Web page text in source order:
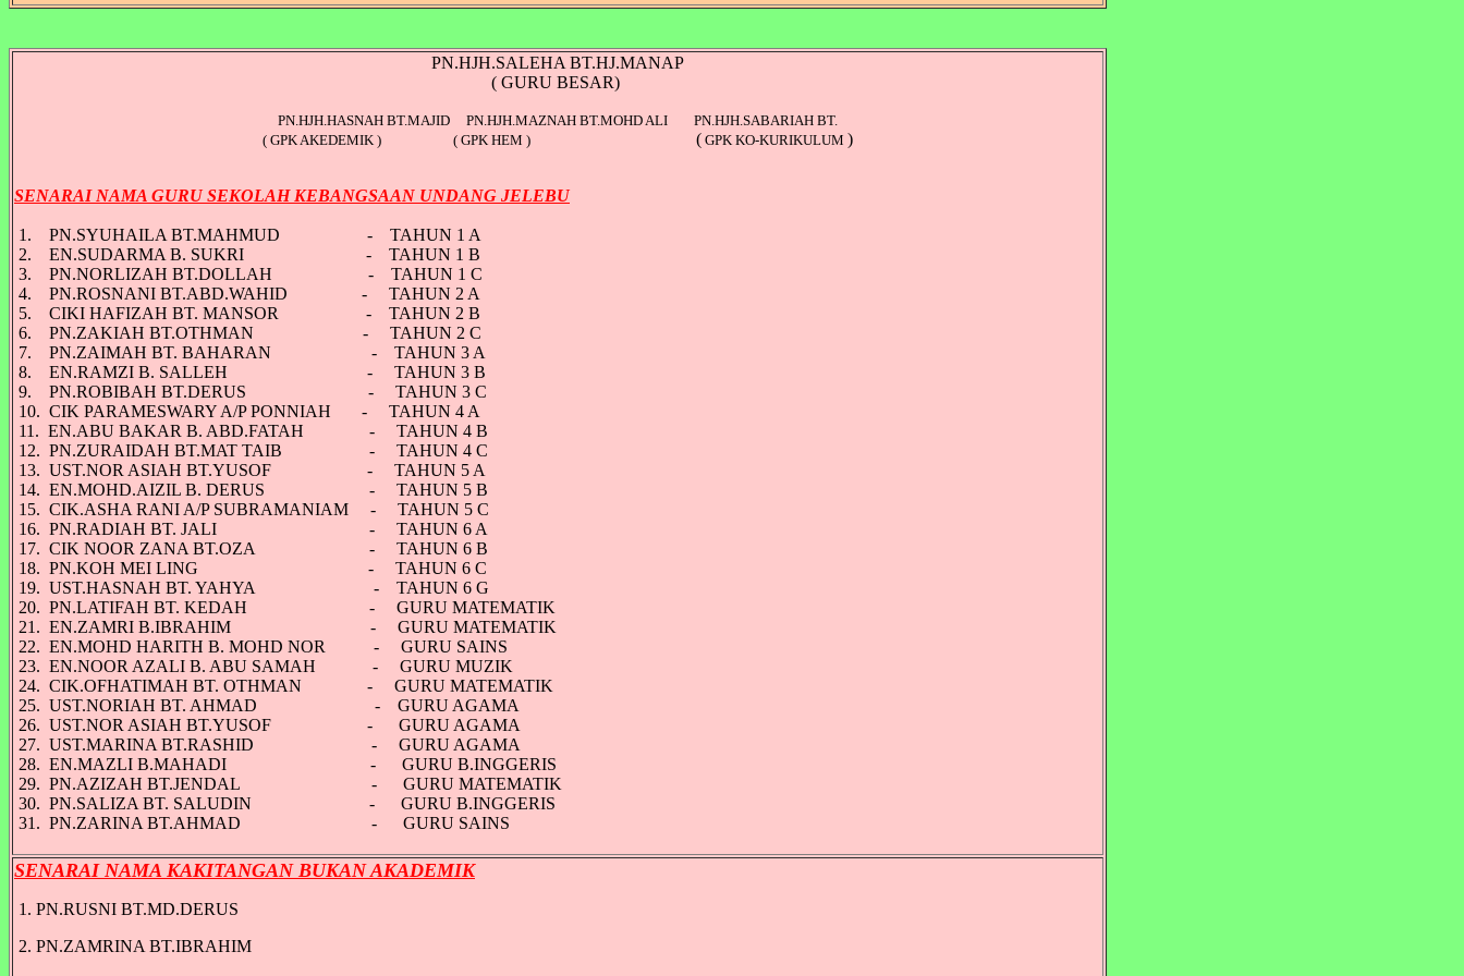
PN.HJH.SALEHA BT.HJ.MANAP
( GURU BESAR)
PN.HJH.HASNAH BT.MAJID PN.HJH.MAZNAH BT.MOHD ALI PN.HJH.SABARIAH BT.
( GPK AKEDEMIK ) ( GPK HEM )
( GPK KO-KURIKULUM )
SENARAI NAMA GURU SEKOLAH KEBANGSAAN UNDANG JELEBU
1. PN.SYUHAILA BT.MAHMUD - TAHUN 1 A
2. EN.SUDARMA B. SUKRI - TAHUN 1 B
3. PN.NORLIZAH BT.DOLLAH - TAHUN 1 C
4. PN.ROSNANI BT.ABD.WAHID - TAHUN 2 A
5. CIKI HAFIZAH BT. MANSOR - TAHUN 2 B
6. PN.ZAKIAH BT.OTHMAN - TAHUN 2 C
7. PN.ZAIMAH BT. BAHARAN - TAHUN 3 A
8. EN.RAMZI B. SALLEH - TAHUN 3 B
9. PN.ROBIBAH BT.DERUS - TAHUN 3 C
10. CIK PARAMESWARY A/P PONNIAH - TAHUN 4 A
11. EN.ABU BAKAR B. ABD.FATAH - TAHUN 4 B
12. PN.ZURAIDAH BT.MAT TAIB - TAHUN 4 C
13. UST.NOR ASIAH BT.YUSOF - TAHUN 5 A
14. EN.MOHD.AIZIL B. DERUS - TAHUN 5 B
15. CIK.ASHA RANI A/P SUBRAMANIAM - TAHUN 5 C
16. PN.RADIAH BT. JALI - TAHUN 6 A
17. CIK NOOR ZANA BT.OZA - TAHUN 6 B
18. PN.KOH MEI LING - TAHUN 6 C
19. UST.HASNAH BT. YAHYA - TAHUN 6 G
20. PN.LATIFAH BT. KEDAH - GURU MATEMATIK
21. EN.ZAMRI B.IBRAHIM - GURU MATEMATIK
22. EN.MOHD HARITH B. MOHD NOR - GURU SAINS
23. EN.NOOR AZALI B. ABU SAMAH - GURU MUZIK
24. CIK.OFHATIMAH BT. OTHMAN - GURU MATEMATIK
25. UST.NORIAH BT. AHMAD - GURU AGAMA
26. UST.NOR ASIAH BT.YUSOF - GURU AGAMA
27. UST.MARINA BT.RASHID - GURU AGAMA
28. EN.MAZLI B.MAHADI - GURU B.INGGERIS
29. PN.AZIZAH BT.JENDAL - GURU MATEMATIK
30. PN.SALIZA BT. SALUDIN - GURU B.INGGERIS
31. PN.ZARINA BT.AHMAD - GURU SAINS
SENARAI NAMA KAKITANGAN BUKAN AKADEMIK
1. PN.RUSNI BT.MD.DERUS
2. PN.ZAMRINA BT.IBRAHIM